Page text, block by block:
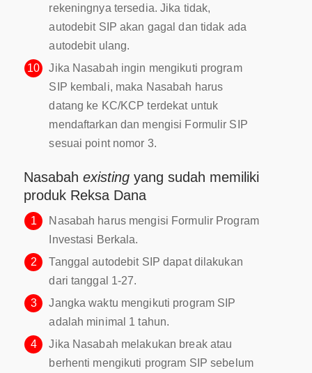
rekeningnya tersedia. Jika tidak,
autodebit SIP akan gagal dan tidak ada
autodebit ulang.
10
Jika Nasabah ingin mengikuti program
SIP kembali, maka Nasabah harus
datang ke KC/KCP terdekat untuk
mendaftarkan dan mengisi Formulir SIP
sesuai point nomor 3.
Nasabahexisting yang sudah memiliki
produk Reksa Dana
1
Nasabah harus mengisi Formulir Program
Investasi Berkala.
2
Tanggal autodebit SIP dapat dilakukan
dari tanggal 1-27.
3
Jangka waktu mengikuti program SIP
adalah minimal 1 tahun.
4
Jika Nasabah melakukan break atau
berhenti mengikuti program SIP sebelum